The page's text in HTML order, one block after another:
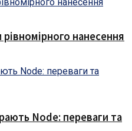
нанесення
Node: переваги та